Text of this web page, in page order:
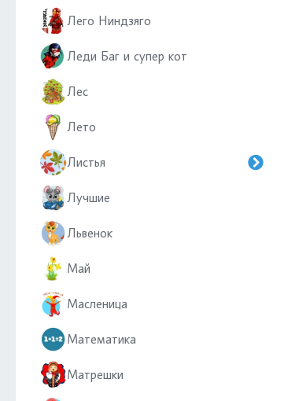
Лего Ниндзяго
Леди Баг и супер кот
Лес
Лето
Листья
Лучшие
Львенок
Май
Масленица
Математика
Матрешки